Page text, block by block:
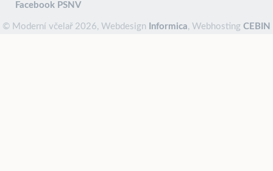
Facebook PSNV
© Moderní včelař 2026, Webdesign Informica, Webhosting CEBIN